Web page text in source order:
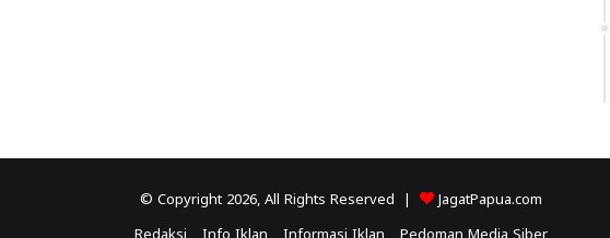
© Copyright 2026, All Rights Reserved | JagatPapua.com
Redaksi Info Iklan Informasi Iklan Pedoman Media Siber